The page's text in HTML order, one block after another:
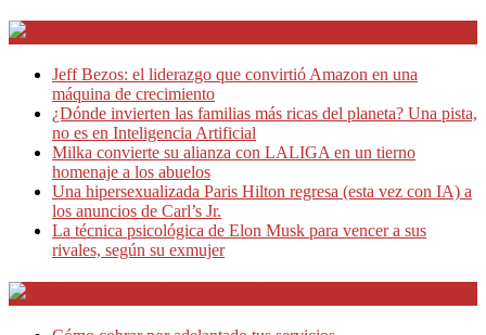
Jeff Bezos: el liderazgo que convirtió Amazon en una
máquina de crecimiento
¿Dónde invierten las familias más ricas del planeta? Una pista,
no es en Inteligencia Artificial
Milka convierte su alianza con LALIGA en un tierno
homenaje a los abuelos
Una hipersexualizada Paris Hilton regresa (esta vez con IA) a
los anuncios de Carl’s Jr.
La técnica psicológica de Elon Musk para vencer a sus
rivales, según su exmujer